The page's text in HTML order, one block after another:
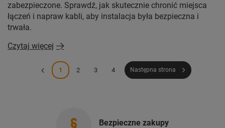
zabezpieczone. Sprawdź, jak skutecznie chronić miejsca
łączeń i napraw kabli, aby instalacja była bezpieczna i
trwała.
Czytaj więcej
1 2 3 4 Następna strona
Bezpieczne zakupy